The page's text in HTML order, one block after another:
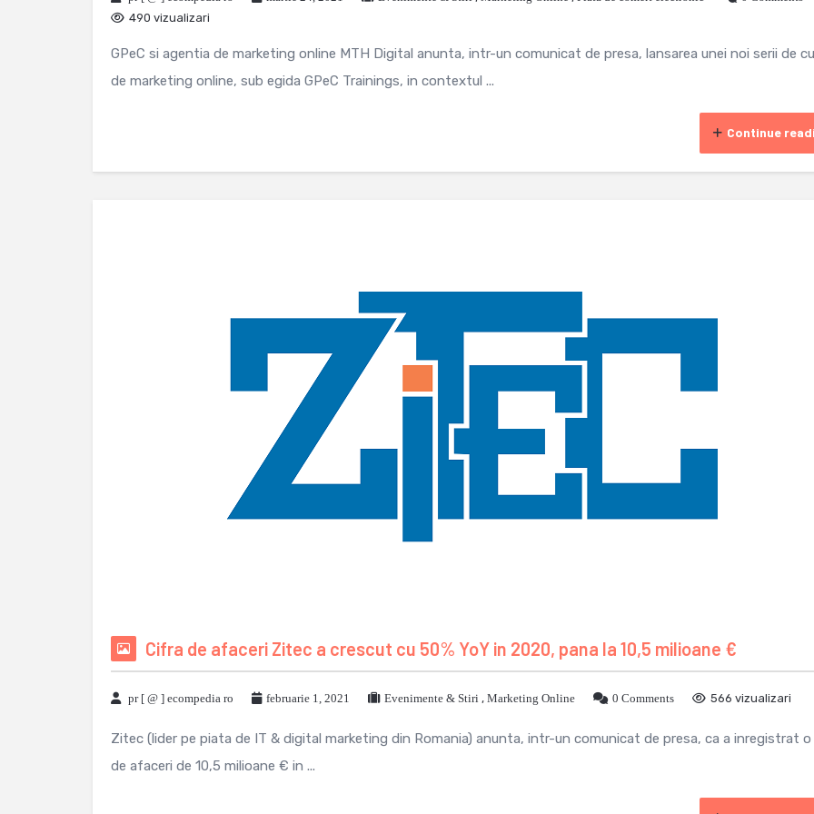
490 vizualizari
GPeC si agentia de marketing online MTH Digital anunta, intr-un comunicat de presa, lansarea unei noi serii de
de marketing online, sub egida GPeC Trainings, in contextul ...
Continue
Cifra de afaceri Zitec a crescut cu 50% YoY in 2020, pana la 10,5 milioane €
pr [ @ ] ecompedia ro februarie 1, 2021 Evenimente & Stiri , Marketing Online 0 Comments 566 vizualizari
Zitec (lider pe piata de IT & digital marketing din Romania) anunta, intr-un comunicat de presa, ca a inregistrat
de afaceri de 10,5 milioane € in ...